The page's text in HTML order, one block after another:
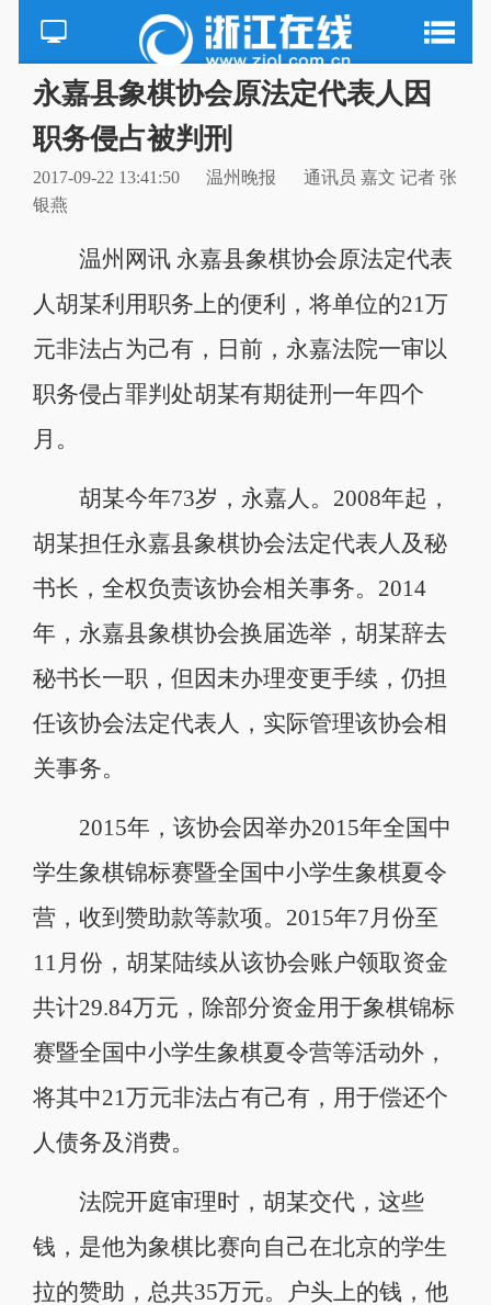
永嘉县象棋协会原法定代表人因
职务侵占被判刑
2017-09-22 13:41:50 温州晚报
通讯员 嘉文 记者 张
银燕
温州网讯 永嘉县象棋协会原法定代表
人胡某利用职务上的便利，将单位的21万
元非法占为己有，日前，永嘉法院一审以
职务侵占罪判处胡某有期徒刑一年四个
月。
胡某今年73岁，永嘉人。2008年起，
胡某担任永嘉县象棋协会法定代表人及秘
书长，全权负责该协会相关事务。2014
年，永嘉县象棋协会换届选举，胡某辞去
秘书长一职，但因未办理变更手续，仍担
任该协会法定代表人，实际管理该协会相
关事务。
2015年，该协会因举办2015年全国中
学生象棋锦标赛暨全国中小学生象棋夏令
营，收到赞助款等款项。2015年7月份至
11月份，胡某陆续从该协会账户领取资金
共计29.84万元，除部分资金用于象棋锦标
赛暨全国中小学生象棋夏令营等活动外，
将其中21万元非法占有己有，用于偿还个
人债务及消费。
法院开庭审理时，胡某交代，这些
钱，是他为象棋比赛向自己在北京的学生
拉的赞助，总共35万元。户头上的钱，他